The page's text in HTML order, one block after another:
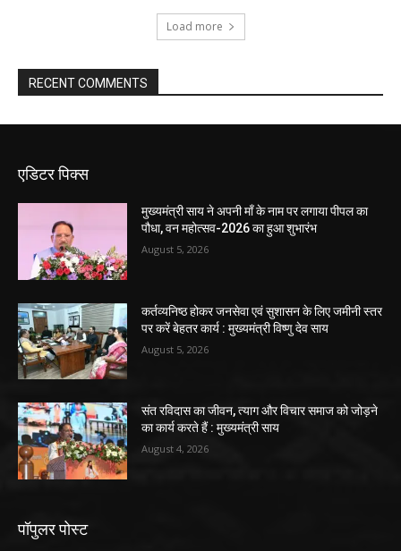
Load more
RECENT COMMENTS
एडिटर पिक्स
मुख्यमंत्री साय ने अपनी माँ के नाम पर लगाया पीपल का
पौधा, वन महोत्सव-2026 का हुआ शुभारंभ
August 5, 2026
कर्तव्यनिष्ठ होकर जनसेवा एवं सुशासन के लिए जमीनी स्तर
पर करें बेहतर कार्य : मुख्यमंत्री विष्णु देव साय
August 5, 2026
संत रविदास का जीवन, त्याग और विचार समाज को जोड़ने
का कार्य करते हैं : मुख्यमंत्री साय
August 4, 2026
पॉपुलर पोस्ट